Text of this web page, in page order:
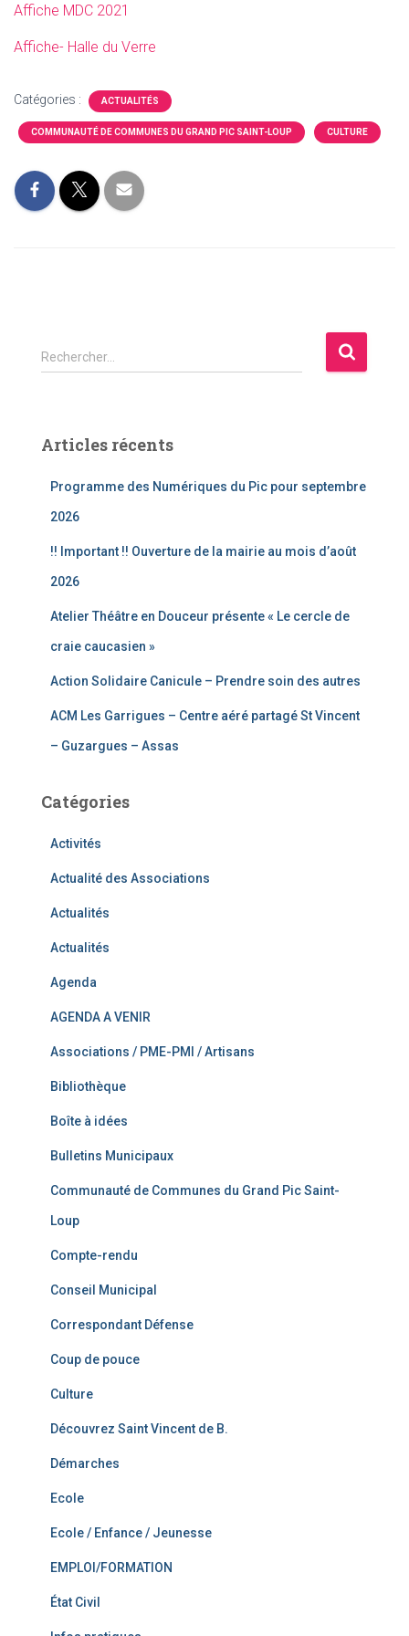
Affiche MDC 2021
Affiche- Halle du Verre
Catégories : ACTUALITÉS
COMMUNAUTÉ DE COMMUNES DU GRAND PIC SAINT-LOUP CULTURE
R
e
r
Rechercher…
Articles récents
Programme des Numériques du Pic pour septembre
2026
!! Important !! Ouverture de la mairie au mois d’août
2026
Atelier Théâtre en Douceur présente « Le cercle de
craie caucasien »
Action Solidaire Canicule – Prendre soin des autres
ACM Les Garrigues – Centre aéré partagé St Vincent
– Guzargues – Assas
Catégories
Activités
Actualité des Associations
Actualités
Actualités
Agenda
AGENDA A VENIR
Associations / PME-PMI / Artisans
Bibliothèque
Boîte à idées
Bulletins Municipaux
Communauté de Communes du Grand Pic Saint-
Loup
Compte-rendu
Conseil Municipal
Correspondant Défense
Coup de pouce
Culture
Découvrez Saint Vincent de B.
Démarches
Ecole
Ecole / Enfance / Jeunesse
EMPLOI/FORMATION
État Civil